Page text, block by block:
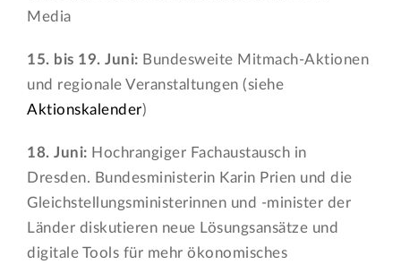
Media
15. bis 19. Juni: Bundesweite Mitmach-Aktionen
und regionale Veranstaltungen (siehe
Aktionskalender)
18. Juni: Hochrangiger Fachaustausch in
Dresden. Bundesministerin Karin Prien und die
Gleichstellungsministerinnen und -minister der
Länder diskutieren neue Lösungsansätze und
digitale Tools für mehr ökonomisches